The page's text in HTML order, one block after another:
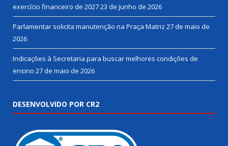
exercício financeiro de 202723 de junho de 2026
Parlamentar solicita manutenção na Praça Matriz 27 de maio de
2026
Indicações à Secretaria para buscar melhores condições de
ensino 27 de maio de 2026
DESENVOLVIDO POR CR2